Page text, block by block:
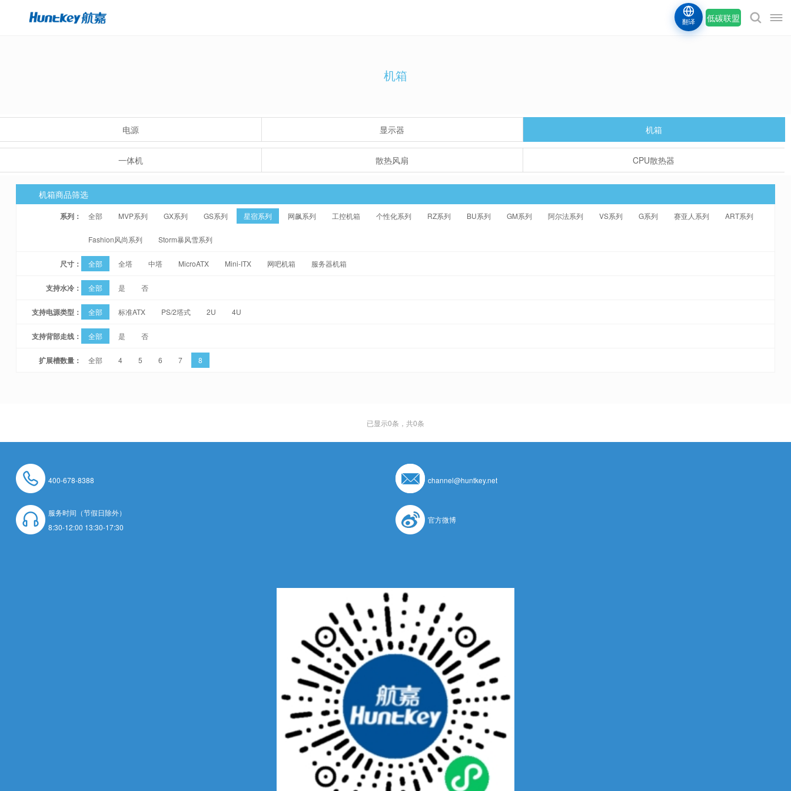
低碳联盟
翻译
机箱
电源 显示器 机箱
一体机 散热风扇 CPU散热器
机箱商品筛选
系列： 全部 MVP系列 GX系列 GS系列 星宿系列 网飙系列 工控机箱 个性化系列 RZ系列 BU系列 GM系列 阿尔法系列 VS系列 G系列 赛亚人系列 ART系列
Fashion风尚系列 Storm暴风雪系列
尺寸： 全部 全塔 中塔 MicroATX Mini-ITX 网吧机箱 服务器机箱
支持水冷： 全部 是 否
支持电源类型： 全部 标准ATX PS/2塔式 2U 4U
支持背部走线： 全部 是 否
扩展槽数量： 全部 4 5 6 7 8
已显示0条，共0条
400-678-8388 channel@huntkey.net
服务时间（节假日除外）
8:30-12:00 13:30-17:30
官方微博